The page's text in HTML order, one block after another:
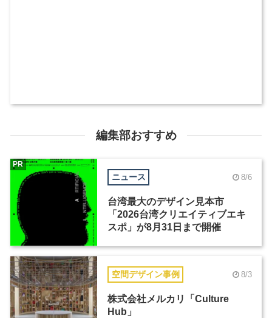
編集部おすすめ
ニュース 8/6
台湾最大のデザイン見本市
「2026台湾クリエイティブエキ
スポ」が8月31日まで開催
PR
空間デザイン事例 8/3
株式会社メルカリ「Culture
Hub」